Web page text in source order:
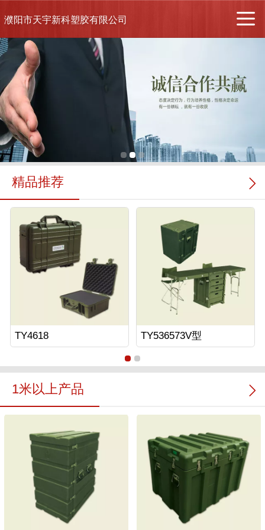
濮阳市天宇新科塑胶有限公司
精品推荐
TY4618 TY536573V型
1米以上产品